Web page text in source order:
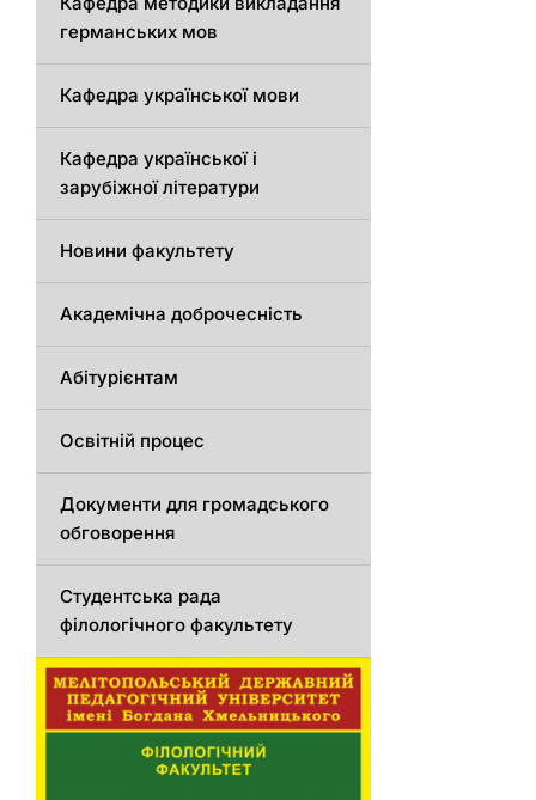
германських мов
Кафедра української мови
Кафедра української і
зарубіжної літератури
Новини факультету
Академічна доброчесність
Абітурієнтам
Освітній процес
Документи для громадського
обговорення
Студентська рада
філологічного факультету